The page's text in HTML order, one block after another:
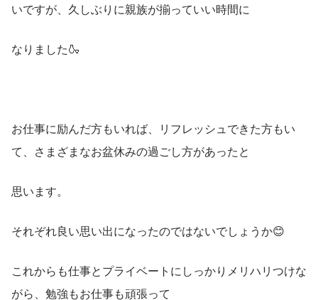
いですが、久しぶりに親族が揃っていい時間に
なりました🍶
お仕事に励んだ方もいれば、リフレッシュできた方もい
て、さまざまなお盆休みの過ごし方があったと
思います。
それぞれ良い思い出になったのではないでしょうか😊
これからも仕事とプライベートにしっかりメリハリつけな
がら、勉強もお仕事も頑張って